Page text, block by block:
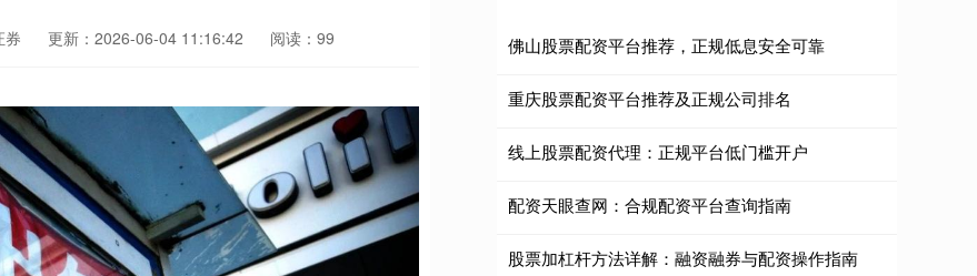
券 更新：2026-06-04 11:16:42 阅读：99 佛山股票配资平台推荐，正规低息安全可靠
重庆股票配资平台推荐及正规公司排名
线上股票配资代理：正规平台低门槛开户
配资天眼查网：合规配资平台查询指南
股票加杠杆方法详解：融资融券与配资操作指南